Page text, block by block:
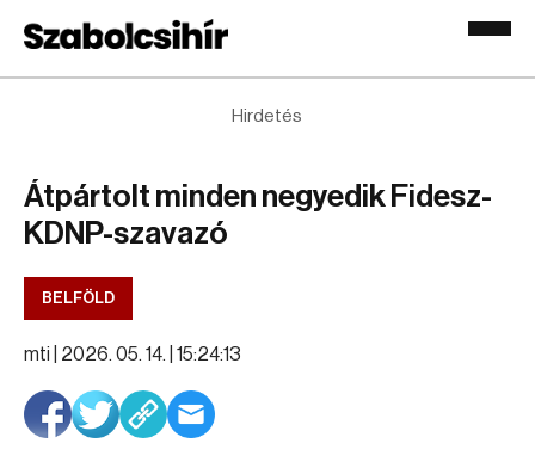
Hirdetés
Átpártolt minden negyedik Fidesz-
KDNP-szavazó
BELFÖLD
mti | 2026. 05. 14. | 15:24:13